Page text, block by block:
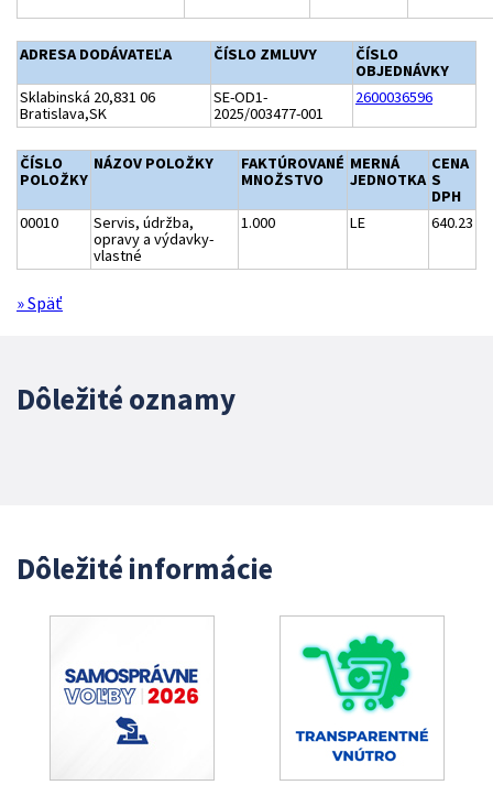
ADRESA DODÁVATEĽA ČÍSLO ZMLUVY
ČÍSLO
OBJEDNÁVKY
Sklabinská 20,831 06
Bratislava,SK
SE-OD1-
2025/003477-001
2600036596
ČÍSLO
POLOŽKY
NÁZOV POLOŽKY
FAKTÚROVANÉ
MNOŽSTVO
MERNÁ
JEDNOTKA
CENA
S
DPH
00010
Servis, údržba,
opravy a výdavky-
vlastné
1.000 LE 640.23
» Späť
Dôležité oznamy
Dôležité informácie